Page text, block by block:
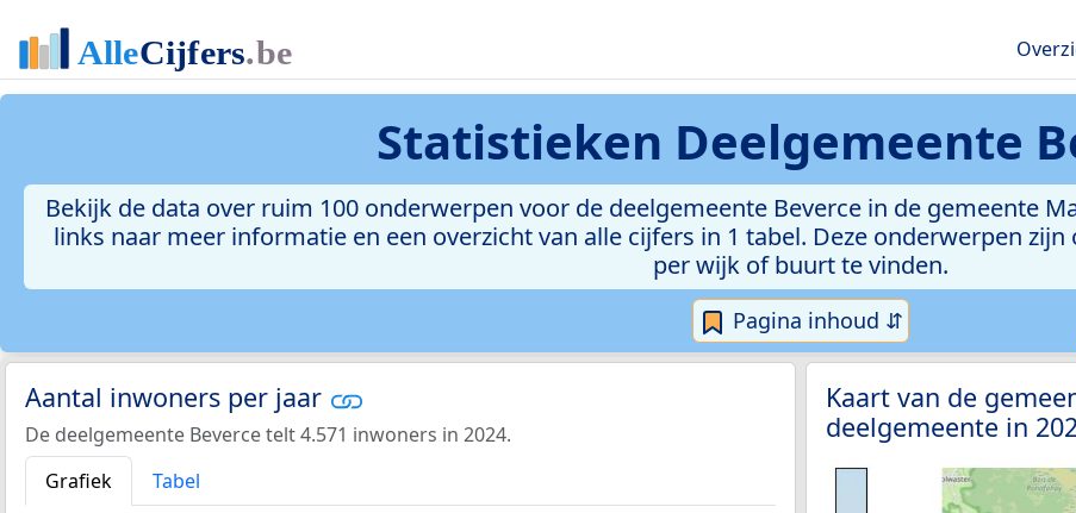
Statistieken Deelgemeente
Bekijk de data over ruim 100 onderwerpen voor de deelgemeente Beverce in de gemeente
links naar meer informatie en een overzicht van alle cijfers in 1 tabel. Deze onderwerpen
per wijk of buurt te vinden.
Pagina inhoud ⇵
Aantal inwoners per jaar
De deelgemeente Beverce telt 4.571 inwoners in 2024.
Grafiek
Tabel
Kaart van de
deelgemeente in